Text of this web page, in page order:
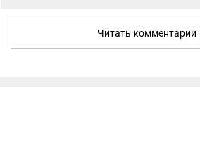
Читать комментарии